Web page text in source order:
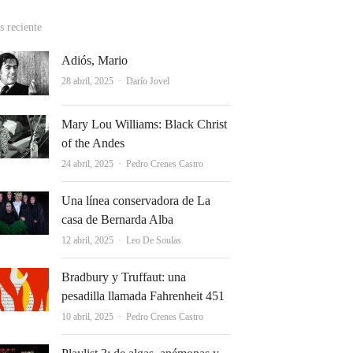
reciente
Adiós, Mario
28 abril, 2025 Autor
Darío Jovel
Mary Lou Williams: Black Christ
of the Andes
24 abril, 2025 Autor
Pedro Crenes Castro
Una línea conservadora de La
casa de Bernarda Alba
12 abril, 2025 Autor
Leo De Soulas
Bradbury y Truffaut: una
pesadilla llamada Fahrenheit 451
10 abril, 2025 Autor
Pedro Crenes Castro